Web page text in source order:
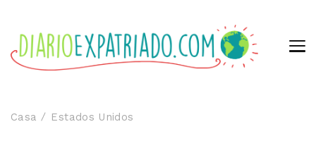
Casa Estados Unidos